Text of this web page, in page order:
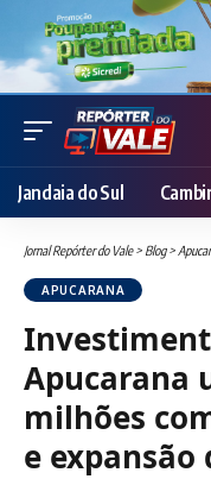
Jandaia do Sul
Jornal Repórter do Vale> Blog>
APUCARANA
Apucarana
milhões
e expansão